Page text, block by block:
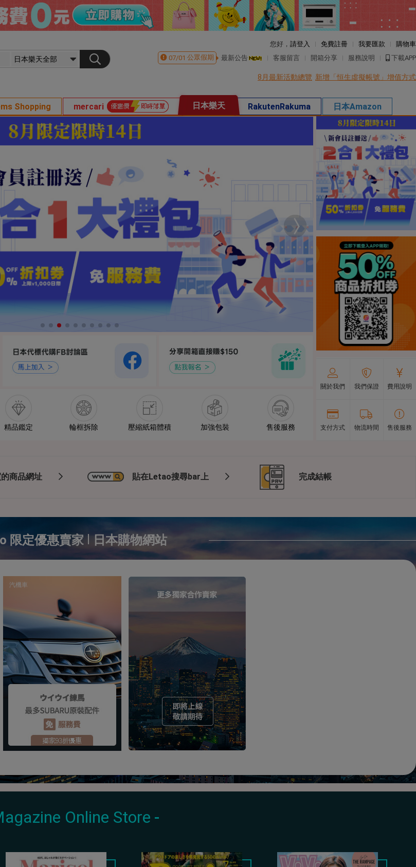
您好， 請登入 免費註冊 我要匯款
購物車
07/01 公眾假期 最新公告 客服留言 開箱分享 服務說明 下載APP
8月最新活動總覽 新增「恒生虛擬帳號」增值方式
Shopping mercari 日本樂天 RakutenRakuma 日本Amazon
精品鑑定 輪框拆除 壓縮紙箱體積 加強包裝 售後服務
關於我們 我們保證 費用說明
支付方式 物流時間 售後服務
商品網址 貼在Letao搜尋bar上 完成結帳
限定優惠賣家|日本購物網站
汽機車
Online Store